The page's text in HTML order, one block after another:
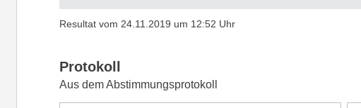
Resultat vom 24.11.2019 um 12:52 Uhr
Protokoll
Aus dem Abstimmungsprotokoll